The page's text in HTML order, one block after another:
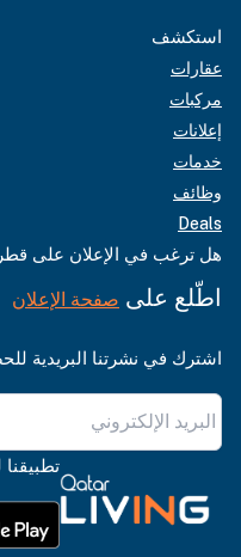
استكشف
عقارات
مركبات
إعلانات
خدمات
وظائف
Deals
هل ترغب في الإعلان على
اطّلع على صفحة الإعلان
اشترك في نشرتنا البريدية